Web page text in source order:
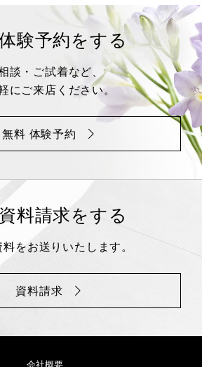
験予約をする
談・ご試着など、
にご来店ください。
無料 体験予約
料請求をする
をお送りいたします。
資料請求
会社概要